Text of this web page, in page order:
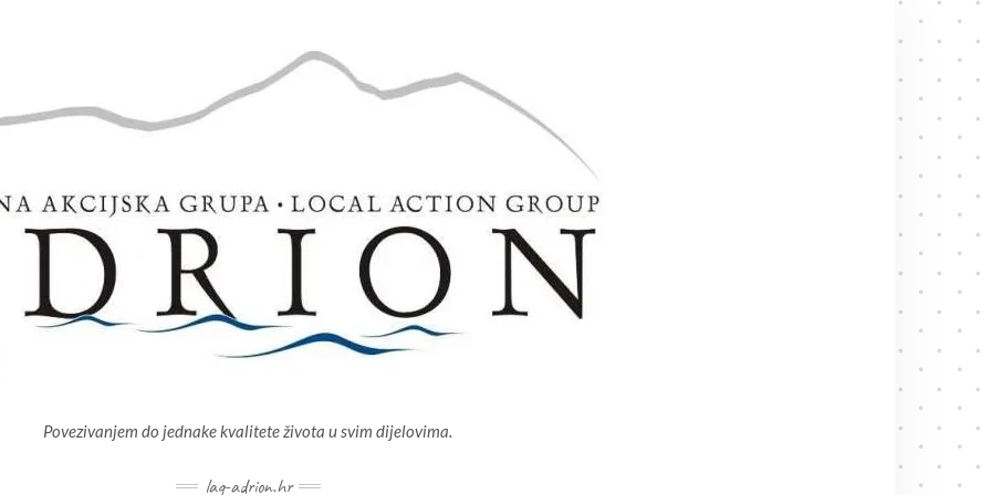
Povezivanjem do jednake kvalitete života u svim dijelovima.
lag-adrion.hr